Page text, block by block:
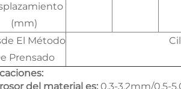
(mm)
El Método
Prensado
del material es: 0.3-3.2mm/0.5-